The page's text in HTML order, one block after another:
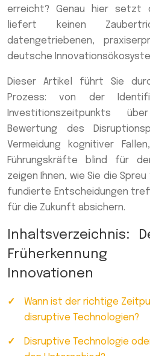
erreicht? Genau hier setzt
liefert keinen
datengetriebenen,
deutsche
Dieser Artikel führt Sie
Prozess: von der
Investitionszeitpunkts
Bewertung des
Vermeidung kognitiver
Führungskräfte blind für
zeigen Ihnen, wie Sie die
fundierte Entscheidungen
für die Zukunft absichern.
Inhaltsverzeichnis:
Innovationen
Wann ist der richtige
disruptive Technologien?
Disruptive Technologie